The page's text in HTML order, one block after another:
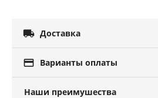
 Доставка
 Варианты оплаты
Наши преимушества